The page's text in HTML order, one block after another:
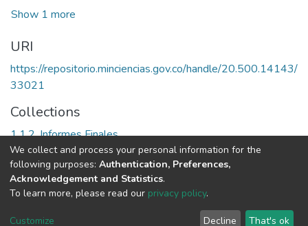
Show 1 more
URI
https://repositorio.minciencias.gov.co/handle/20.500.14143/
33021
Collections
1.1.2. Informes Finales
Full item page
DSpace software copyright © 2002-2026
Cookie
End User
Send
We collect and process your personal information for the
following purposes: Authentication, Preferences,
Acknowledgement and Statistics.
To learn more, please read our privacy policy.
Customize Decline That's ok